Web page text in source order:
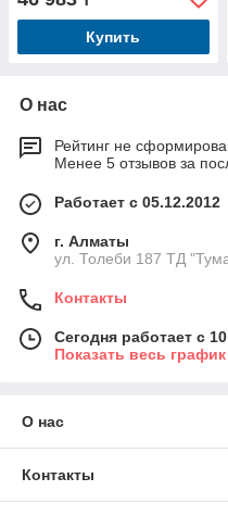
Купить
О нас
Рейтинг не
Менее 5 отзывов за
Работает с 05.12.2012
г. Алматы
ул. Толеби 187 ТД
Контакты
Сегодня работает с
Показать весь
О нас
Контакты